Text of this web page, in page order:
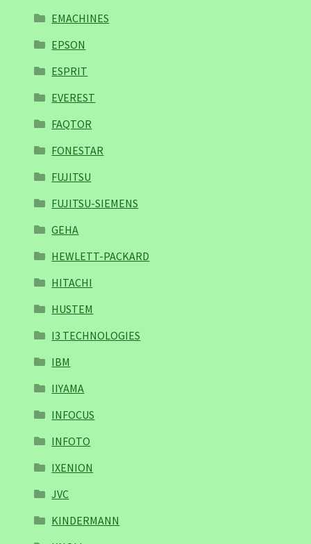
EMACHINES
EPSON
ESPRIT
EVEREST
FAQTOR
FONESTAR
FUJITSU
FUJITSU-SIEMENS
GEHA
HEWLETT-PACKARD
HITACHI
HUSTEM
I3 TECHNOLOGIES
IBM
IIYAMA
INFOCUS
INFOTO
IXENION
JVC
KINDERMANN